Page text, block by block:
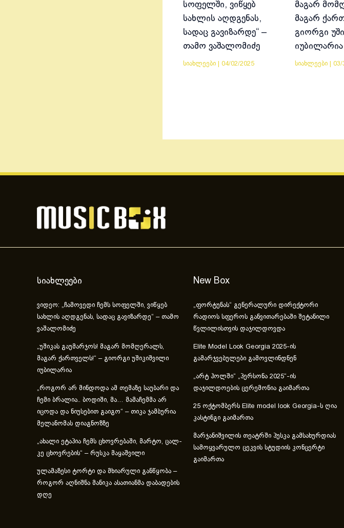
სოფელში, ვიწყებ
სახლის აღდგენას,
სადაც გავიზარდე“ –
თამო ვაშალომიძე
სიახლეები 04/02/2025
მაგარ
მაგარ
გიორგი
იუბილარია
სიახლეები |03/
სიახლეები
ვიდეო: „ჩამოვედი ჩემს სოფელში, ვიწყებ
სახლის აღდგენას, სადაც გავიზარდე“ – თამო
ვაშალომიძე
„უშიკას გაუმარჯოს! მაგარ მომღერალს,
მაგარ ქართველს!“ – გიორგი უშიკიშვილი
იუბილარია
„როგორ არ მინდოდა ამ თემაზე საუბარი და
ჩემი ბრალია.. ბოდიში, მა… მამაჩემმა არ
იცოდა და ნიუსებით გაიგო“ – თიკა ჯამბურია
მელანომას დიაგნოზზე
„ახა­ლი ეტა­პია ჩემს ცხოვ­რე­ბა­ში, მარ­ტო, ცალ­
კე ცხოვ­რე­ბის“ – რუსკა მაყაშვილი
ულამაზესი ტორტი და მხიარული განწყობა –
როგორ აღნიშნა მანიკა ასათიანმა დაბადების
დღე
New Box
„ფორტუნას“ გენერალური დირექტორი
რადიოს სფეროს განვითარებაში შეტანილი
წვლილისთვის დაჯილდოვდა
Elite Model Look Georgia 2025-ის
გამარჯვებულები გამოვლინდნენ
„არტ ჰოლში“ „პერსონა 2025“-ის
დაჯილდოების ცერემონია გაიმართა
25 ოქტომბერს Elite model look Georgia-ს ღია
კასტინგი გაიმართა
მარჯანიშვილის თეატრში პუსკა გამსახურდიას
სამოყვარულო ცეკვის სტუდიის კონცერტი
გაიმართა